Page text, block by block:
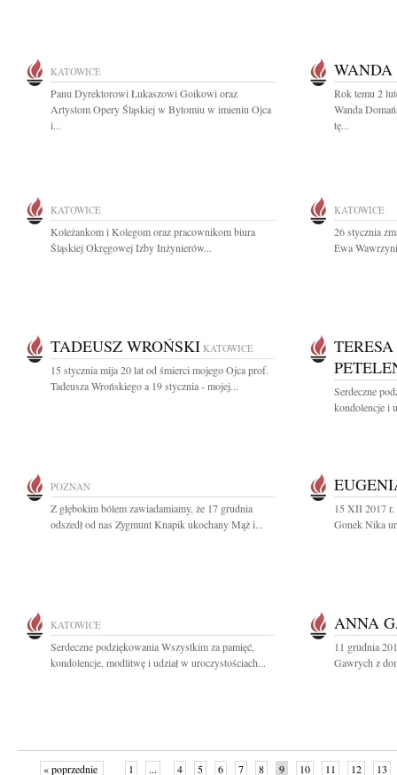
KATOWICE
Panu Dyrektorowi Łukaszowi Goikowi oraz
Artystom Opery Śląskiej w Bytomiu w imieniu Ojca
i...
Rok temu 2
Wanda
tę...
KATOWICE
Koleżankom i Kolegom oraz pracownikom biura
Śląskiej Okręgowej Izby Inżynierów...
KATOWICE
26 stycznia
Ewa
TADEUSZ WROŃSKI KATOWICE
15 stycznia mija 20 lat od śmierci mojego Ojca prof.
Tadeusza Wrońskiego a 19 stycznia - mojej...
Serdeczne
kondolencje i
POZNAŃ
Z głębokim bólem zawiadamiamy, że 17 grudnia
odszedł od nas Zygmunt Knapik ukochany Mąż i...
15 XII 2017 r.
Gonek Nika
KATOWICE
Serdeczne podziękowania Wszystkim za pamięć,
kondolencje, modlitwę i udział w uroczystościach...
ANNA
11 grudnia
Gawrych z
« poprzednie 1 ... 4 5 6 7 8 9 10 11 12 13